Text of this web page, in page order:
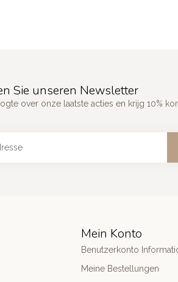
Sie unseren Newsletter
over onze laatste acties en krijg 10%
Mein Konto
Benutzerkonto
Meine Bestellungen